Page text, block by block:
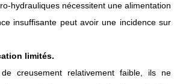
hydrauliques nécessitent une alimentation
insuffisante peut avoir une incidence sur
limités.
creusement relativement faible, ils ne